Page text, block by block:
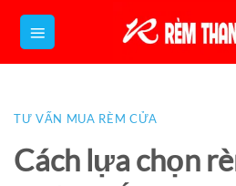
qua
TƯ VẤN MUA RÈM CỬA
Cách lựa chọn